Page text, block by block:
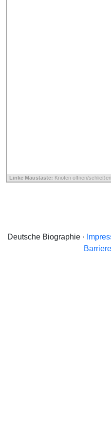
Linke Maustaste: Knoten öffnen/
Deutsche Biographie ·